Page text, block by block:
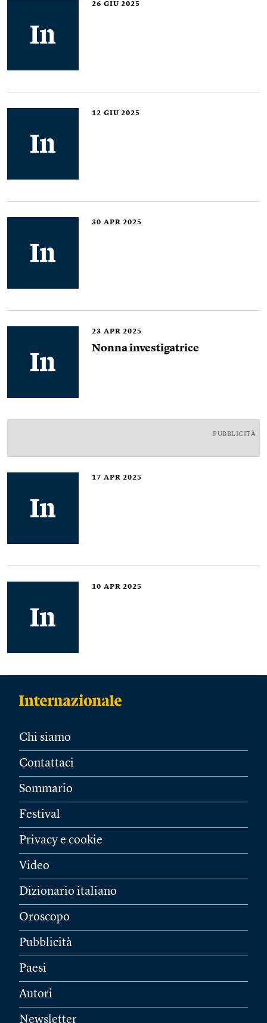
26 GIU 2025
12 GIU 2025
30 APR 2025
23 APR 2025
Nonna investigatrice
PUBBLICITÀ
17 APR 2025
10 APR 2025
Chi siamo
Contattaci
Sommario
Festival
Privacy e cookie
Video
Dizionario italiano
Oroscopo
Pubblicità
Paesi
Autori
Newsletter